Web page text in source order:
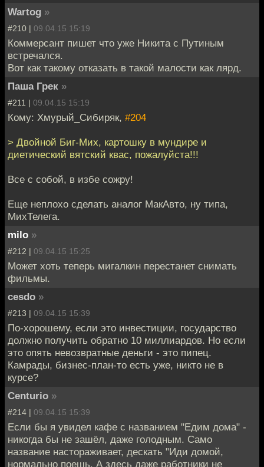
Wartog »
#210 | 09.04.15 15:19
Коммерсант пишет что уже Никита с Путиным
встречался.
Вот как такому отказать в такой малости как лярд.
Паша Грек »
#211 | 09.04.15 15:19
Кому: Хмурый_Сибиряк, #204
> Двойной Биг-Мих, картошку в мундире и
диетический вятский квас, пожалуйста!!!
Все с собой, в избе сожру!
Еще неплохо сделать аналог МакАвто, ну типа,
МихТелега.
milo »
#212 | 09.04.15 15:25
Может хоть теперь мигалкин перестанет снимать
фильмы.
cesdo »
#213 | 09.04.15 15:39
По-хорошему, если это инвестиции, государство
должно получить обратно 10 миллиардов. Но если
это опять невозвратные деньги - это пипец.
Камрады, бизнес-план-то есть уже, никто не в
курсе?
Centurio »
#214 | 09.04.15 15:39
Если бы я увидел кафе с названием "Едим дома" -
никогда бы не зашёл, даже голодным. Само
название настораживает, дескать "Иди домой,
нормально поешь. А здесь даже работники не